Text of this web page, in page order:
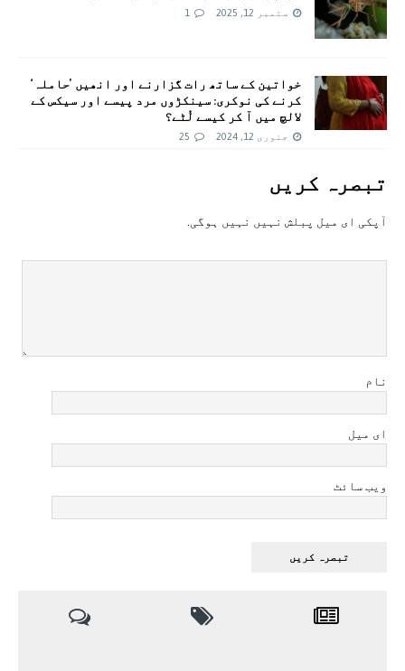
ستمبر 12, 2025 1
خواتین کے ساتھ رات گزارنے اور انھیں ’حاملہ‘
کرنے کی نوکری: سینکڑوں مرد پیسے اور سیکس کے
لالچ میں آ کر کیسے لُٹے؟
جنوری 12, 2024 25
تبصرہ کريں
آپکی ای ميل پبلش نہيں نہيں ہوگی.
نام
ای میل
ویب سائٹ